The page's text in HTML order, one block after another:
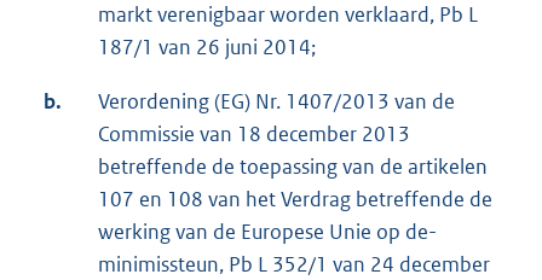
markt verenigbaar worden verklaard, Pb L
187/1 van 26 juni 2014;
b.
Verordening (EG) Nr. 1407/2013 van de
Commissie van 18 december 2013
betreffende de toepassing van de artikelen
107 en 108 van het Verdrag betreffende de
werking van de Europese Unie op de-
minimissteun, Pb L 352/1 van 24 december